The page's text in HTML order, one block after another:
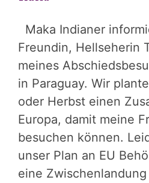
Maka Indianer
Freundin,
meines
in Paraguay. Wir
oder Herbst einen
Europa, damit meine
besuchen können.
unser Plan an EU
eine